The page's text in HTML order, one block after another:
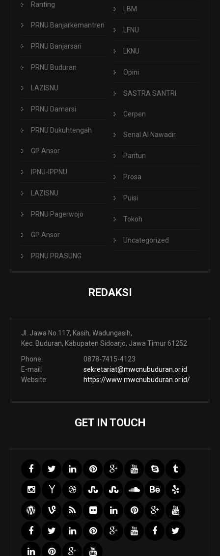
Ranting
PRNU Banjarkemantren
PRNU Banjarsari
PRNU Buduran
LAZISNU
PRNU Damarsi
PRNU Dukuhtengah
GP Ansor
IPNU-IPPNU
LAZISNU
PRNU Pagerwojo
GP Ansor
PRNU PRASUNG
LBM
LFNU
LKNU
Opini
SASTRA SANTRI
Cerpen
Serial Al Nawadir
Pantun
Prosa
Puisi
Tokoh
Uncategorized
REDAKSI
Jl. Jawa No.117, Kasih, Wadungasih,
Kec. Buduran, Kabupaten Sidoarjo, Jawa Timur 61252
Phone:
0878-7415-4123
E-mail:
sekretariat@mwcnubuduran.or.id
Website:
https://www mwcnubuduran.or.id/
GET IN TOUCH